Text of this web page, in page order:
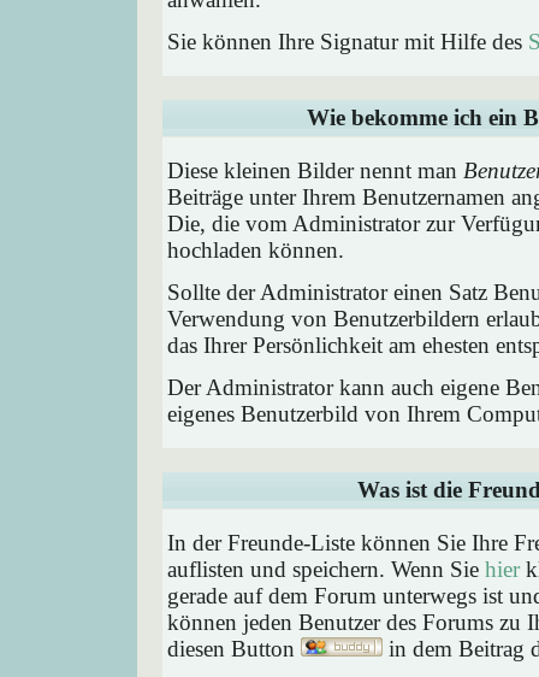
Sie können Ihre Signatur mit Hilfe des
Wie bekomme ich ein
Diese kleinen Bilder nennt man
Beiträge unter Ihrem Benutzernamen
Die, die vom Administrator zur
hochladen können.
Sollte der Administrator einen Satz
Verwendung von Benutzerbildern
das Ihrer Persönlichkeit am ehesten
Der Administrator kann auch eigene
eigenes Benutzerbild von Ihrem
Was ist die
In der Freunde-Liste können Sie Ihre
auflisten und speichern. Wenn Sie hier
gerade auf dem Forum unterwegs ist
können jeden Benutzer des Forums zu
diesen Button
in dem Beitrag